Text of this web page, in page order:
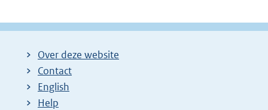
Over deze website
Contact
English
Help